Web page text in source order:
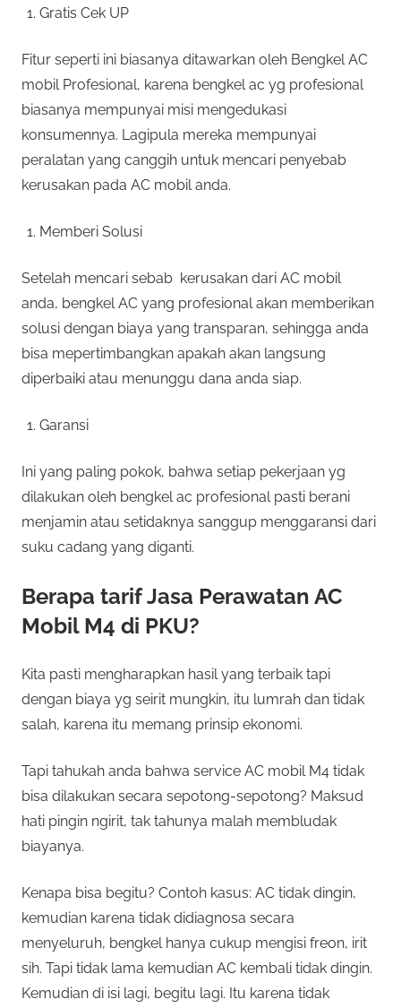
Gratis Cek UP
Fitur seperti ini biasanya ditawarkan oleh Bengkel AC
mobil Profesional, karena bengkel ac yg profesional
biasanya mempunyai misi mengedukasi
konsumennya. Lagipula mereka mempunyai
peralatan yang canggih untuk mencari penyebab
kerusakan pada AC mobil anda.
Memberi Solusi
Setelah mencari sebab kerusakan dari AC mobil
anda, bengkel AC yang profesional akan memberikan
solusi dengan biaya yang transparan, sehingga anda
bisa mepertimbangkan apakah akan langsung
diperbaiki atau menunggu dana anda siap.
Garansi
Ini yang paling pokok, bahwa setiap pekerjaan yg
dilakukan oleh bengkel ac profesional pasti berani
menjamin atau setidaknya sanggup menggaransi dari
suku cadang yang diganti.
Berapa tarif Jasa Perawatan AC
Mobil M4 di PKU?
Kita pasti mengharapkan hasil yang terbaik tapi
dengan biaya yg seirit mungkin, itu lumrah dan tidak
salah, karena itu memang prinsip ekonomi.
Tapi tahukah anda bahwa service AC mobil M4 tidak
bisa dilakukan secara sepotong-sepotong? Maksud
hati pingin ngirit, tak tahunya malah membludak
biayanya.
Kenapa bisa begitu? Contoh kasus: AC tidak dingin,
kemudian karena tidak didiagnosa secara
menyeluruh, bengkel hanya cukup mengisi freon, irit
sih. Tapi tidak lama kemudian AC kembali tidak dingin.
Kemudian di isi lagi, begitu lagi. Itu karena tidak